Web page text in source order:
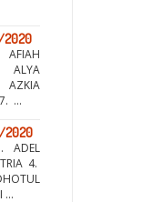
2020
AFIAH
ALYA
AZKIA
...
2020
ADEL
4.
...